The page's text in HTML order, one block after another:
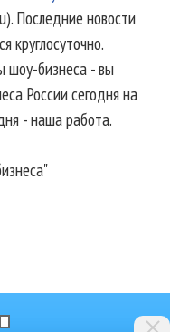
Последние новости
круглосуточно.
шоу-бизнеса - вы
России сегодня на
- наша работа.